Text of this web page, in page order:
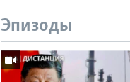
Эпизоды